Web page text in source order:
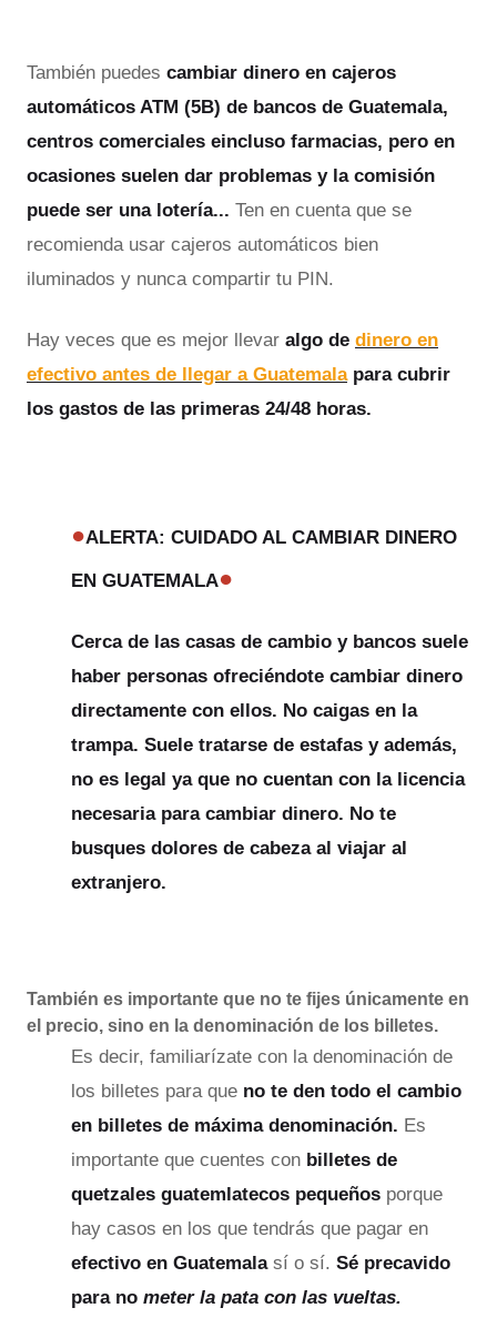
También puedes cambiar dinero en cajeros
automáticos ATM (5B) de bancos de Guatemala,
centros comerciales eincluso farmacias, pero en
ocasiones suelen dar problemas y la comisión
puede ser una lotería... Ten en cuenta que se
recomienda usar cajeros automáticos bien
iluminados y nunca compartir tu PIN.
Hay veces que es mejor llevar algo de dinero en
efectivo antes de llegar a Guatemalapara cubrir
los gastos de las primeras 24/48 horas.
●ALERTA: CUIDADO AL CAMBIAR DINERO
EN GUATEMALA●
Cerca de las casas de cambio y bancos suele
haber personas ofreciéndote cambiar dinero
directamente con ellos. No caigas en la
trampa. Suele tratarse de estafas y además,
no es legal ya que no cuentan con la licencia
necesaria para cambiar dinero. No te
busques dolores de cabeza al viajar al
extranjero.
También es importante que no te fijes únicamente en
el precio, sino en la denominación de los billetes.
Es decir, familiarízate con la denominación de
los billetes para que no te den todo el cambio
en billetes de máxima denominación. Es
importante que cuentes con billetes de
quetzales guatemlatecos pequeños porque
hay casos en los que tendrás que pagar en
efectivo en Guatemala sí o sí. Sé precavido
para no meter la pata con las vueltas.